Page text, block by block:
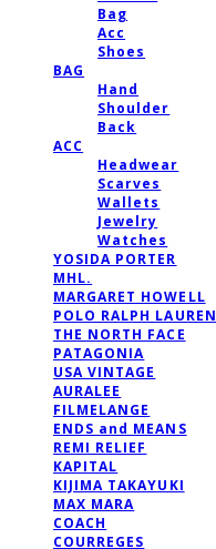
Bag
Acc
Shoes
BAG
Hand
Shoulder
Back
ACC
Headwear
Scarves
Wallets
Jewelry
Watches
YOSIDA PORTER
MHL.
MARGARET HOWELL
POLO RALPH LAUREN
THE NORTH FACE
PATAGONIA
USA VINTAGE
AURALEE
FILMELANGE
ENDS and MEANS
REMI RELIEF
KAPITAL
KIJIMA TAKAYUKI
MAX MARA
COACH
COURREGES